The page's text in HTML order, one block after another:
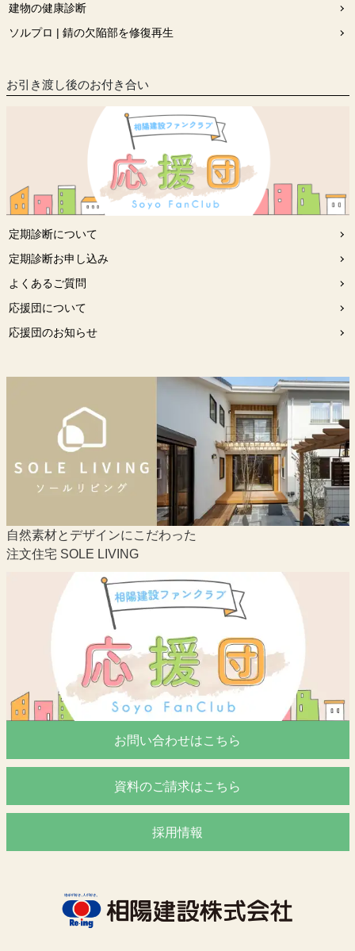
建物の健康診断
ソルプロ | 錆の欠陥部を修復再生
お引き渡し後のお付き合い
定期診断について
定期診断お申し込み
よくあるご質問
応援団について
応援団のお知らせ
自然素材とデザインにこだわった
注文住宅 SOLE LIVING
お問い合わせはこちら
資料のご請求はこちら
採用情報